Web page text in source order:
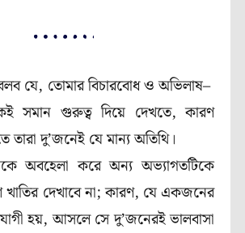
যে, তোমার বিচারবোধ ও অভিলাষ–
সমান গুরুত্ব দিয়ে দেখতে, কারণ
তারা দু’জনেই যে মান্য অতিথি।
অবহেলা করে অন্য অভ্যাগতটিকে
খাতির দেখাবে না; কারণ, যে একজনের
হয়, আসলে সে দু’জনেরই ভালবাসা